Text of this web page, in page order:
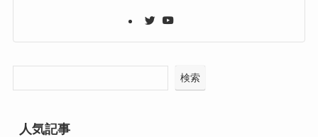
検索
人気記事